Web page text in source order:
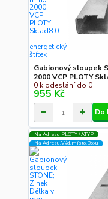
Gabionový sloupek
2000 VCP PLOTY
0 k odeslání do 0
955 Kč
Do
Na Adresu PLOTY / ATYP
Na Adresu,Výd.místo,Boxu